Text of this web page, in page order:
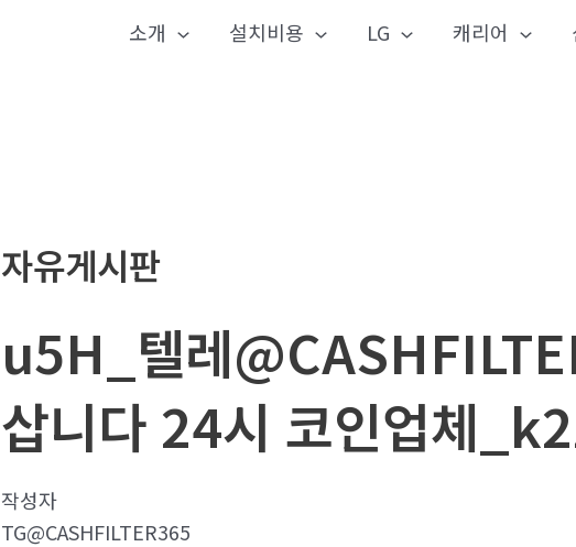
소개 설치비용 LG 캐리어
자유게시판
u5H_텔레
삽니다 24시 코인업체
작성자
TG@CASHFILTER365